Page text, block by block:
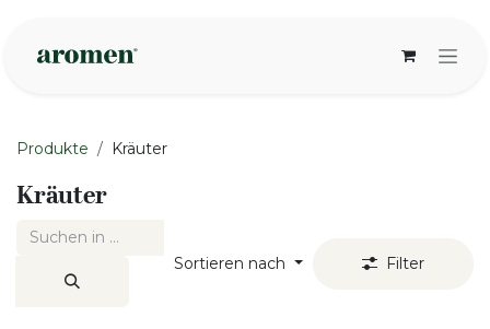
Produkte Kräuter
Kräuter
Sortieren nach Filter